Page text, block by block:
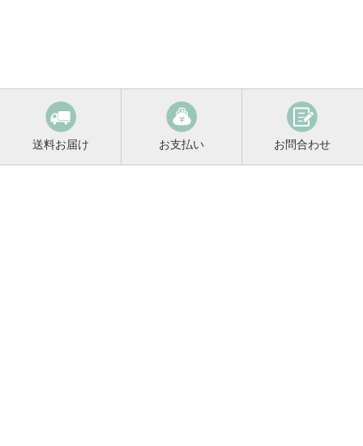
送料お届け お支払い お問合わせ